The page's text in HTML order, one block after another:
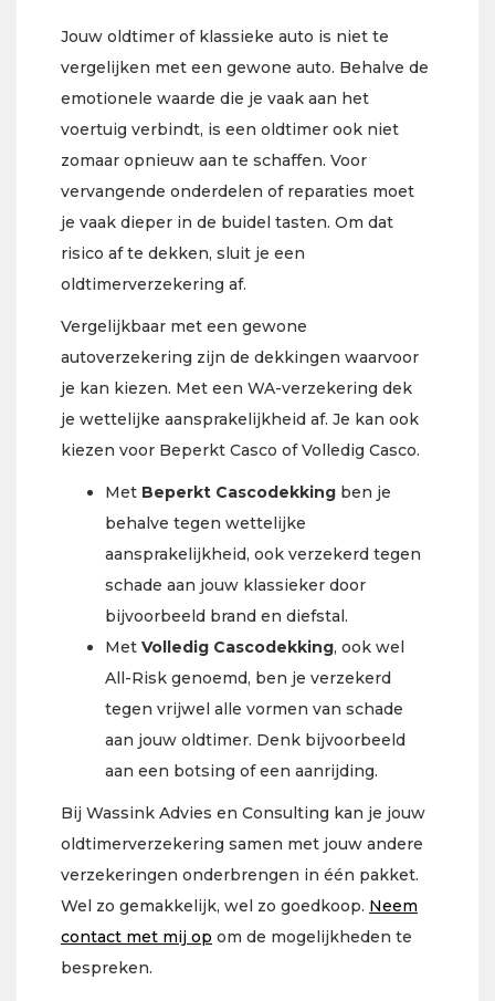
Jouw oldtimer of klassieke auto is niet te
vergelijken met een gewone auto. Behalve de
emotionele waarde die je vaak aan het
voertuig verbindt, is een oldtimer ook niet
zomaar opnieuw aan te schaffen. Voor
vervangende onderdelen of reparaties moet
je vaak dieper in de buidel tasten. Om dat
risico af te dekken, sluit je een
oldtimerverzekering af.
Vergelijkbaar met een gewone
autoverzekering zijn de dekkingen waarvoor
je kan kiezen. Met een WA-verzekering dek
je wettelijke aansprakelijkheid af. Je kan ook
kiezen voor Beperkt Casco of Volledig Casco.
Met Beperkt Cascodekking ben je
behalve tegen wettelijke
aansprakelijkheid, ook verzekerd tegen
schade aan jouw klassieker door
bijvoorbeeld brand en diefstal.
Met Volledig Cascodekking, ook wel
All-Risk genoemd, ben je verzekerd
tegen vrijwel alle vormen van schade
aan jouw oldtimer. Denk bijvoorbeeld
aan een botsing of een aanrijding.
Bij Wassink Advies en Consulting kan je jouw
oldtimerverzekering samen met jouw andere
verzekeringen onderbrengen in één pakket.
Wel zo gemakkelijk, wel zo goedkoop. Neem
contact met mij op om de mogelijkheden te
bespreken.